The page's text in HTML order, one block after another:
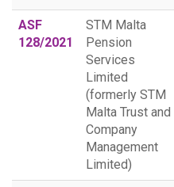
ASF
128/2021
STM Malta
Pension
Services
Limited
(formerly STM
Malta Trust and
Company
Management
Limited)